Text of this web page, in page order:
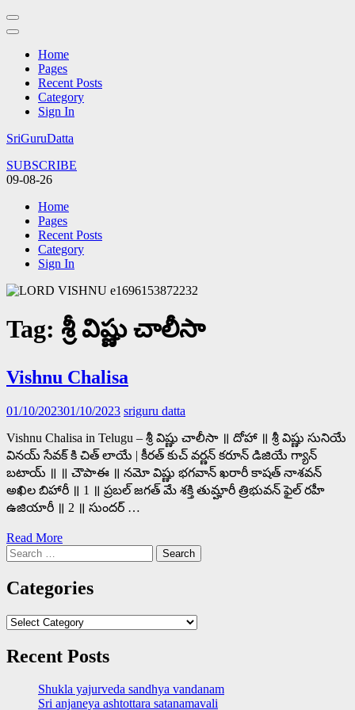
Home
Pages
Recent Posts
Category
Sign In
Skip
content
(Press
SriGuruDatta
SUBSCRIBE
09-08-26
Home
Pages
Recent Posts
Category
Sign In
Tag: శ్రీ విష్ణు చాలీసా
Vishnu Chalisa
01/10/202301/10/2023 sriguru datta
Vishnu Chalisa in Telugu – శ్రీ విష్ణు చాలీసా ॥ దోహా ॥ శ్రీ విష్ణు సునియే
వినయ్ సేవక్ కి చిత్ లాయే | కీరత్ కుచ్ వర్ణన్ కరూన్ డిజియే గ్యాన్
బటాయ్ ॥ ॥ చౌపాఈ ॥ నమో విష్ణు భగవాన్ ఖరారీ కాషత్ నాశవన్
అఖిల బిహారీ ॥ 1 ॥ ప్రబల్ జగత్ మే శక్తి తుమ్హారీ త్రిభువన్ ఫైల్ రహీ
ఉజియారీ ॥ 2 ॥ సుందర్ …
Read More
Search
for:
Categories
Categories
Recent Posts
Shukla yajurveda sandhya vandanam
Sri anjaneya ashtottara satanamavali